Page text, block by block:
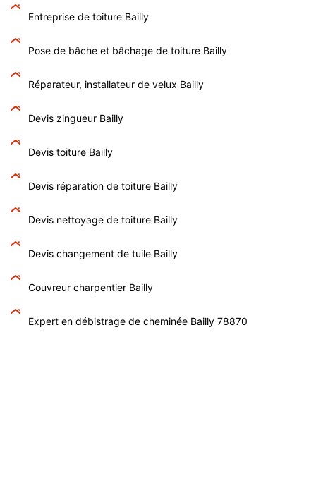
Entreprise de toiture Bailly
Pose de bâche et bâchage de toiture Bailly
Réparateur, installateur de velux Bailly
Devis zingueur Bailly
Devis toiture Bailly
Devis réparation de toiture Bailly
Devis nettoyage de toiture Bailly
Devis changement de tuile Bailly
Couvreur charpentier Bailly
Expert en débistrage de cheminée Bailly 78870